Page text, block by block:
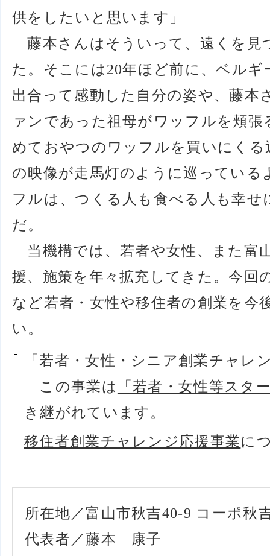
供をしたいと思います」
藤本さんはそういって、遠くを見
た。そこには20年ほど前に、ベル
出合って感動した自分の姿や、藤本
ァンであった祖母がワッフルを頬
めておやつのワッフルを買いにく
の映像が走馬灯のように巡ってい
フルは、つくる人も食べる人も幸
だ。
当機構では、若者や女性、また富
援、施策を年々拡充してきた。今回
など若者・女性や移住者の創業を今
い。
「若者・女性・シニア創業チャレ
この事業は
「若者・女性等スタ
き継がれています。
移住者創業チャレンジ応援事業に
所在地／富山市秋吉40-9 コーポ秋
代表者／藤本 康子